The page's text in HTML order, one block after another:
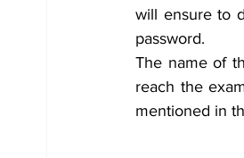
will ensure to
password.
The name of
reach the
mentioned in